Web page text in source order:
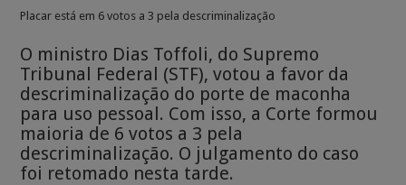
Placar está em 6 votos a 3 pela descriminalização
O ministro Dias Toffoli, do Supremo
Tribunal Federal (STF), votou a favor da
descriminalização do porte de maconha
para uso pessoal. Com isso, a Corte formou
maioria de 6 votos a 3 pela
descriminalização. O julgamento do caso
foi retomado nesta tarde.